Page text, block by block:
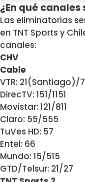
¿En qué
Las eliminatorias
en TNT Sports y
canales:
CHV
Cable
VTR: 21(Santiago)/
DirecTV: 151/1151
Movistar: 121/811
Claro: 55/555
TuVes HD: 57
Entel: 66
Mundo: 15/515
GTD/Telsur: 21/27